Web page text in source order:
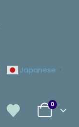
Japanese ▼
0